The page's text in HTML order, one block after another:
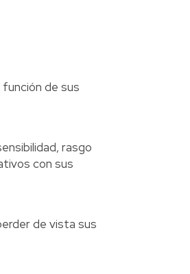
de sus
rasgo
con sus
de vista sus